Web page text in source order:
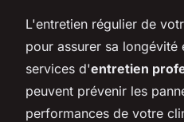
L'entretien régulier de
pour assurer sa
services d'entretien
peuvent prévenir les
performances de votre